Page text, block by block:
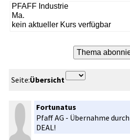
PFAFF Industrie
Ma.
kein aktueller Kurs verfügbar
Seite:Übersicht
Fortunatus
Pfaff AG - Übernahme durch
DEAL­!